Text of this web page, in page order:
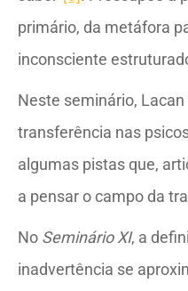
primário, da metáfora
inconsciente
Neste seminário,
transferência nas
algumas pistas que,
a pensar o campo da
No Seminário XI, a
inadvertência se